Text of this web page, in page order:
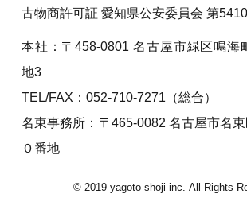
古物商許可証 愛知県公安委員会 第
本社：〒458-0801 名古屋市緑区鳴海
地3
TEL/FAX：052-710-7271（総合）
名東事務所：〒465-0082 名古屋市名
０番地
© 2019 yagoto shoji inc. All Rights